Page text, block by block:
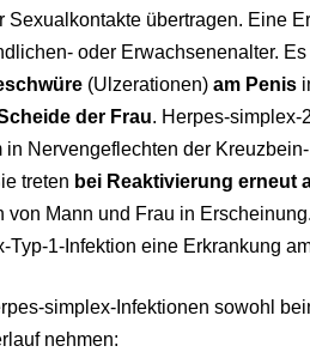
Sexualkontakte übertragen. Eine
oder Erwachsenenalter.
(Ulzerationen) am Penis
der Frau. Herpes-simplex-
in Nervengeflechten der
treten bei Reaktivierung erneut
von Mann und Frau in
Typ-1-Infektion eine Erkrankung
simplex-Infektionen sowohl
nehmen: